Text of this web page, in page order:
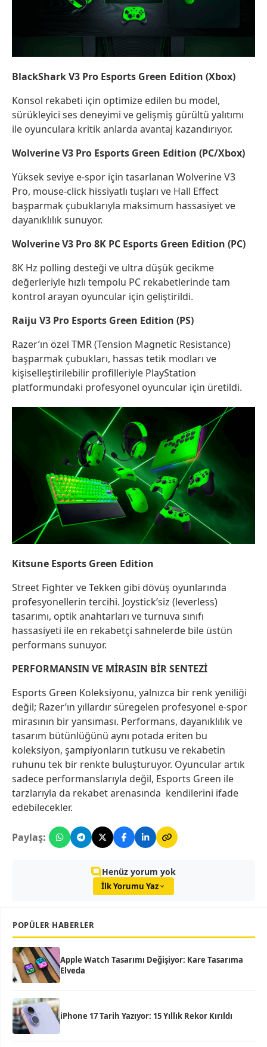
BlackShark V3 Pro Esports Green Edition (Xbox)
Konsol rekabeti için optimize edilen bu model,
sürükleyici ses deneyimi ve gelişmiş gürültü yalıtımı
ile oyunculara kritik anlarda avantaj kazandırıyor.
Wolverine V3 Pro Esports Green Edition (PC/Xbox)
Yüksek seviye e-spor için tasarlanan Wolverine V3
Pro, mouse-click hissiyatlı tuşları ve Hall Effect
başparmak çubuklarıyla maksimum hassasiyet ve
dayanıklılık sunuyor.
Wolverine V3 Pro 8K PC Esports Green Edition (PC)
8K Hz polling desteği ve ultra düşük gecikme
değerleriyle hızlı tempolu PC rekabetlerinde tam
kontrol arayan oyuncular için geliştirildi.
Raiju V3 Pro Esports Green Edition (PS)
Razer’ın özel TMR (Tension Magnetic Resistance)
başparmak çubukları, hassas tetik modları ve
kişiselleştirilebilir profilleriyle PlayStation
platformundaki profesyonel oyuncular için üretildi.
Kitsune Esports Green Edition
Street Fighter ve Tekken gibi dövüş oyunlarında
profesyonellerin tercihi. Joystick’siz (leverless)
tasarımı, optik anahtarları ve turnuva sınıfı
hassasiyeti ile en rekabetçi sahnelerde bile üstün
performans sunuyor.
PERFORMANSIN VE MİRASIN BİR SENTEZİ
Esports Green Koleksiyonu, yalnızca bir renk yeniliği
değil; Razer’ın yıllardır süregelen profesyonel e-spor
mirasının bir yansıması. Performans, dayanıklılık ve
tasarım bütünlüğünü aynı potada eriten bu
koleksiyon, şampiyonların tutkusu ve rekabetin
ruhunu tek bir renkte buluşturuyor. Oyuncular artık
sadece performanslarıyla değil, Esports Green ile
tarzlarıyla da rekabet arenasında kendilerini ifade
edebilecekler.
Paylaş:
Henüz yorum yok
İlk Yorumu Yaz
POPÜLER HABERLER
Apple Watch Tasarımı Değişiyor: Kare Tasarıma
Elveda
iPhone 17 Tarih Yazıyor: 15 Yıllık Rekor Kırıldı